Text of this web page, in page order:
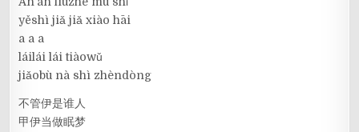
yěshì jiǎ jiǎ xiào hāi
a a a
láilái lái tiàowǔ
jiǎobù nà shì zhèndòng
不管伊是谁人
甲伊当做眠梦